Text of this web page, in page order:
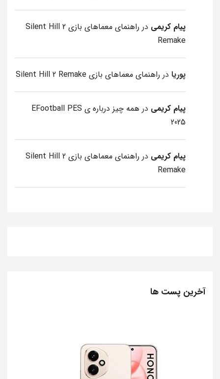
پیام کریمی در
راهنمای معماهای بازی Silent Hill 2
Remake
پوریا در راهنمای معماهای بازی Silent Hill 2 Remake
پیام کریمی در
همه چیز درباره ی EFootball PES
2025
پیام کریمی در
راهنمای معماهای بازی Silent Hill 2
Remake
آخرین پست ها